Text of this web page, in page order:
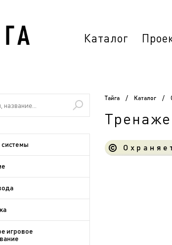
Каталог
игровое
Тайга / Каталог /